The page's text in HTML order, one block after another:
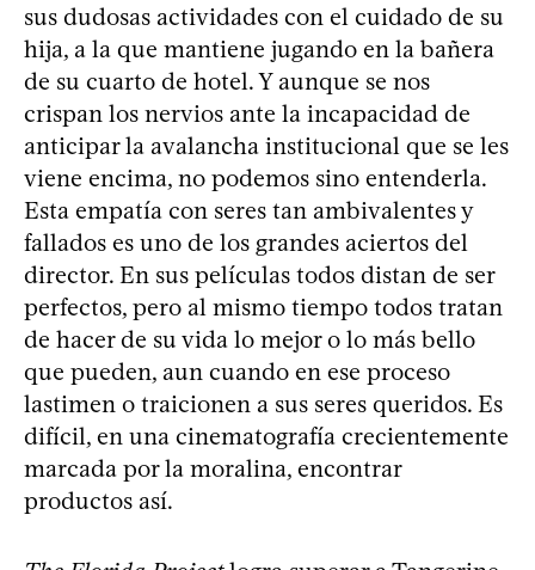
sus dudosas actividades con el cuidado de su
hija, a la que mantiene jugando en la bañera
de su cuarto de hotel. Y aunque se nos
crispan los nervios ante la incapacidad de
anticipar la avalancha institucional que se les
viene encima, no podemos sino entenderla.
Esta empatía con seres tan ambivalentes y
fallados es uno de los grandes aciertos del
director. En sus películas todos distan de ser
perfectos, pero al mismo tiempo todos tratan
de hacer de su vida lo mejor o lo más bello
que pueden, aun cuando en ese proceso
lastimen o traicionen a sus seres queridos. Es
difícil, en una cinematografía crecientemente
marcada por la moralina, encontrar
productos así.